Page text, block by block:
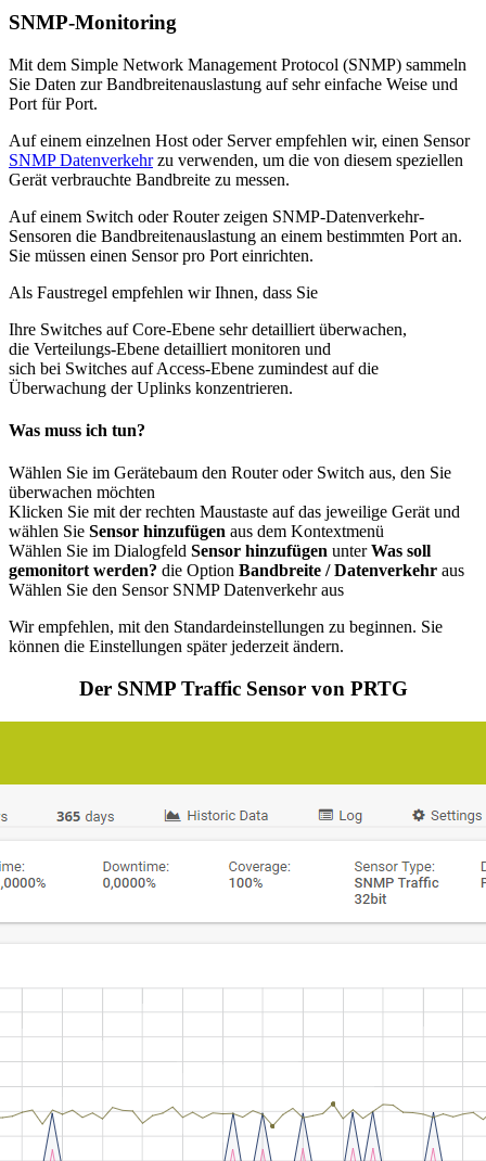
SNMP-Monitoring
Mit dem Simple Network Management Protocol (SNMP) sammeln
Sie Daten zur Bandbreitenauslastung auf sehr einfache Weise und
Port für Port.
Auf einem einzelnen Host oder Server empfehlen wir, einen Sensor
SNMP Datenverkehrzu verwenden, um die von diesem speziellen
Gerät verbrauchte Bandbreite zu messen.
Auf einem Switch oder Router zeigen SNMP-Datenverkehr-
Sensoren die Bandbreitenauslastung an einem bestimmten Port an.
Sie müssen einen Sensor pro Port einrichten.
Als Faustregel empfehlen wir Ihnen, dass Sie
Ihre Switches auf Core-Ebene sehr detailliert überwachen,
die Verteilungs-Ebene detailliert monitoren und
sich bei Switches auf Access-Ebene zumindest auf die
Überwachung der Uplinks konzentrieren.
Was muss ich tun?
Wählen Sie im Gerätebaum den Router oder Switch aus, den Sie
überwachen möchten
Klicken Sie mit der rechten Maustaste auf das jeweilige Gerät und
wählen Sie Sensor hinzufügen aus dem Kontextmenü
Wählen Sie im Dialogfeld Sensor hinzufügen unterWas soll
gemonitort werden? die Option Bandbreite / Datenverkehr aus
Wählen Sie den Sensor SNMP Datenverkehr aus
Wir empfehlen, mit den Standardeinstellungen zu beginnen. Sie
können die Einstellungen später jederzeit ändern.
Der SNMP Traffic Sensor von PRTG